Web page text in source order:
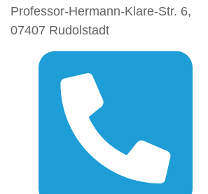
Professor-Hermann-Klare-Str. 6,
07407 Rudolstadt